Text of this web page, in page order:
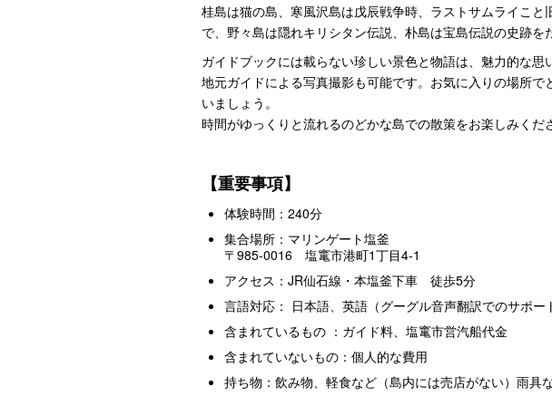
桂島は猫の島、寒風沢島は戊辰戦争時、ラストサムライこと
で、野々島は隠れキリシタン伝説、朴島は宝島伝説の史跡を
ガイドブックには載らない珍しい景色と物語は、魅力的な思
地元ガイドによる写真撮影も可能です。お気に入りの場所で
いましょう。
時間がゆっくりと流れるのどかな島での散策をお楽しみくだ
【重要事項】
体験時間：240分
集合場所：マリンゲート塩釜
〒985-0016 塩竃市港町1丁目4-1
アクセス：JR仙石線・本塩釜下車 徒歩5分
言語対応： 日本語、英語（グーグル音声翻訳でのサポー
含まれているもの ：ガイド料、塩竃市営汽船代金
含まれていないもの：個人的な費用
持ち物：飲み物、軽食など（島内には売店がない）雨具